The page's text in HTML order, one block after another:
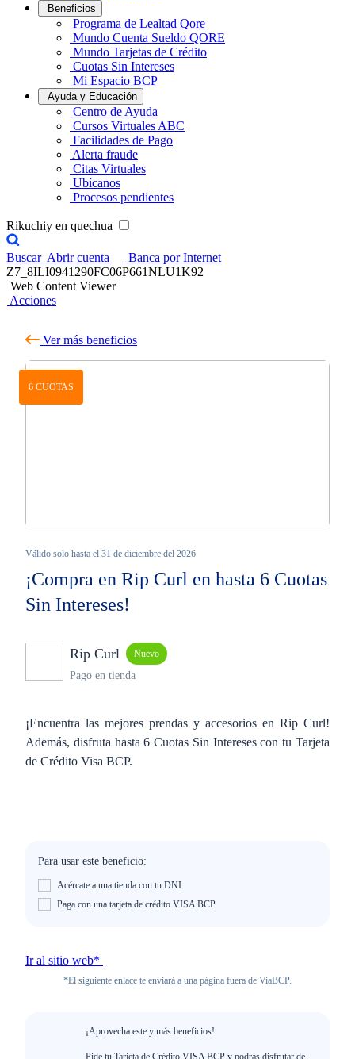
Beneficios
Programa de Lealtad Qore
Mundo Cuenta Sueldo QORE
Mundo Tarjetas de Crédito
Cuotas Sin Intereses
Mi Espacio BCP
Ayuda y Educación
Centro de Ayuda
Cursos Virtuales ABC
Facilidades de Pago
Alerta fraude
Citas Virtuales
Ubícanos
Procesos pendientes
Rikuchiy en quechua
Buscar Abrir cuenta
Banca por Internet
Z7_8ILI0941290FC06P661NLU1K92
Web Content Viewer
Acciones
Ver más beneficios
6 CUOTAS
Válido solo hasta el 31 de diciembre del 2026
¡Compra en Rip Curl en hasta 6 Cuotas
Sin Intereses!
Rip Curl Nuevo
Pago en tienda
¡Encuentra las mejores prendas y accesorios en Rip Curl!
Además, disfruta hasta 6 Cuotas Sin Intereses con tu Tarjeta
de Crédito Visa BCP.
Para usar este beneficio:
Acércate a una tienda con tu DNI
Paga con una tarjeta de crédito VISA BCP
Ir al sitio web*
*El siguiente enlace te enviará a una página fuera de ViaBCP.
¡Aprovecha este y más beneficios!
Pide tu Tarjeta de Crédito VISA BCP y podrás disfrutar de